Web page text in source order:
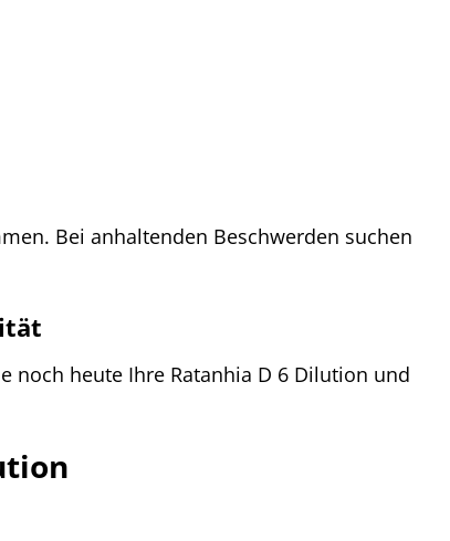
Bei anhaltenden Beschwerden suchen
noch heute Ihre Ratanhia D 6 Dilution und